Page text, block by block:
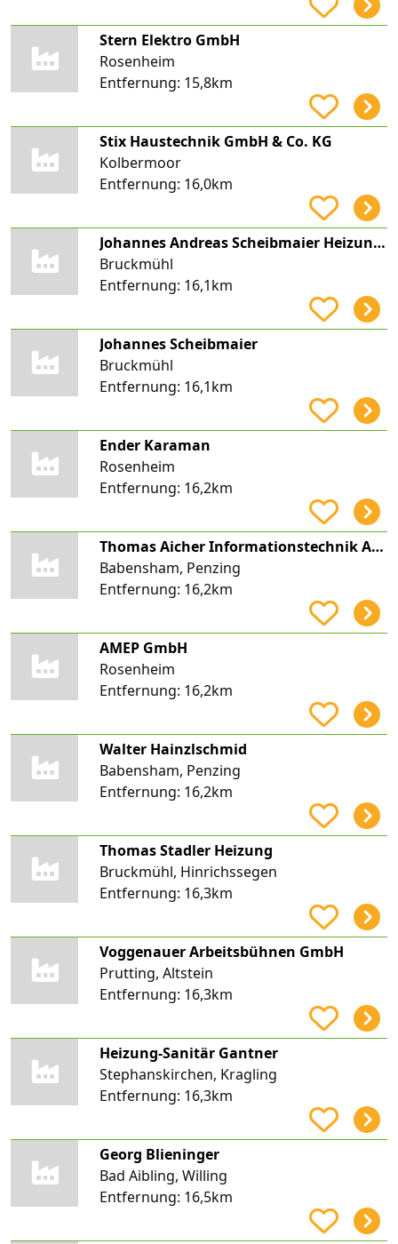
Stern Elektro GmbH
Rosenheim
Entfernung: 15,8km
Stix Haustechnik GmbH & Co. KG
Kolbermoor
Entfernung: 16,0km
Johannes Andreas Scheibmaier Heizungsbau, Installation
Bruckmühl
Entfernung: 16,1km
Johannes Scheibmaier
Bruckmühl
Entfernung: 16,1km
Ender Karaman
Rosenheim
Entfernung: 16,2km
Thomas Aicher Informationstechnik Aicher
Babensham, Penzing
Entfernung: 16,2km
AMEP GmbH
Rosenheim
Entfernung: 16,2km
Walter Hainzlschmid
Babensham, Penzing
Entfernung: 16,2km
Thomas Stadler Heizung
Bruckmühl, Hinrichssegen
Entfernung: 16,3km
Voggenauer Arbeitsbühnen GmbH
Prutting, Altstein
Entfernung: 16,3km
Heizung-Sanitär Gantner
Stephanskirchen, Kragling
Entfernung: 16,3km
Georg Blieninger
Bad Aibling, Willing
Entfernung: 16,5km